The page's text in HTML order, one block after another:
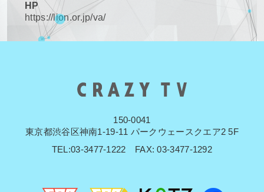
HP
https://lion.or.jp/va/
150-0041
東京都渋谷区神南1-19-11 パークウェースクエア2 5F
TEL:03-3477-1222 FAX: 03-3477-1292